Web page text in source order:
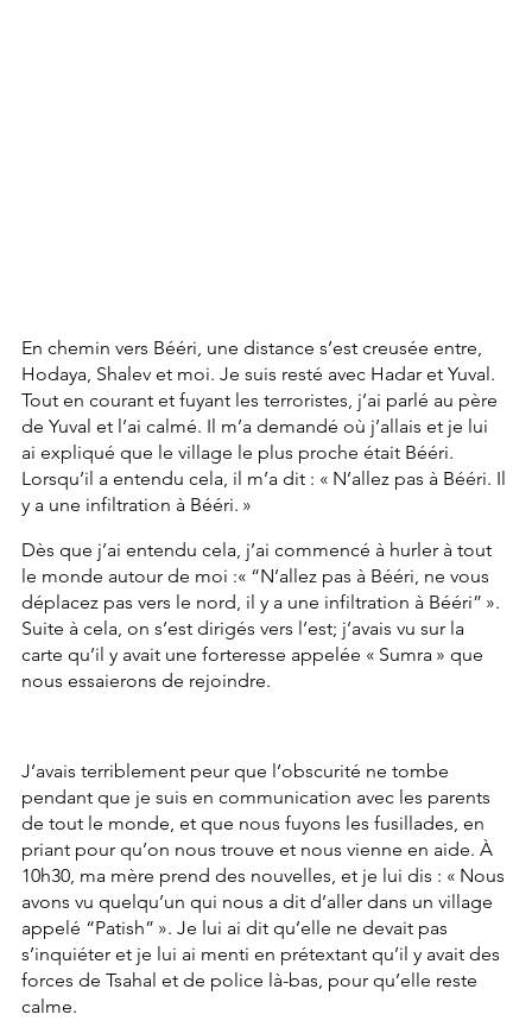
En chemin vers Bééri, une distance s’est creusée entre,
Hodaya, Shalev et moi. Je suis resté avec Hadar et Yuval.
Tout en courant et fuyant les terroristes, j’ai parlé au père
de Yuval et l’ai calmé. Il m’a demandé où j’allais et je lui
ai expliqué que le village le plus proche était Bééri.
Lorsqu’il a entendu cela, il m’a dit : « N’allez pas à Bééri. Il
y a une infiltration à Bééri. »
Dès que j’ai entendu cela, j’ai commencé à hurler à tout
le monde autour de moi :« “N’allez pas à Bééri, ne vous
déplacez pas vers le nord, il y a une infiltration à Bééri” ».
Suite à cela, on s’est dirigés vers l’est; j’avais vu sur la
carte qu’il y avait une forteresse appelée « Sumra » que
nous essaierons de rejoindre.
J’avais terriblement peur que l’obscurité ne tombe
pendant que je suis en communication avec les parents
de tout le monde, et que nous fuyons les fusillades, en
priant pour qu’on nous trouve et nous vienne en aide. À
10h30, ma mère prend des nouvelles, et je lui dis : « Nous
avons vu quelqu’un qui nous a dit d’aller dans un village
appelé “Patish” ». Je lui ai dit qu’elle ne devait pas
s’inquiéter et je lui ai menti en prétextant qu’il y avait des
forces de Tsahal et de police là-bas, pour qu’elle reste
calme.